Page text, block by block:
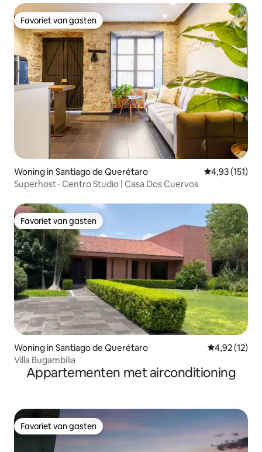
Favoriet van gasten
Favoriet van gasten
Woning in Santiago de Querétaro Gemiddelde
4,93 (151)
Superhost · Centro Studio | Casa Dos Cuervos
Favoriet van gasten
Favoriet van gasten
Woning in Santiago de Querétaro Gemiddelde
4,92 (12)
Villa Bugambilia
Appartementen met airconditioning
Favoriet van gasten
Favoriet van gasten